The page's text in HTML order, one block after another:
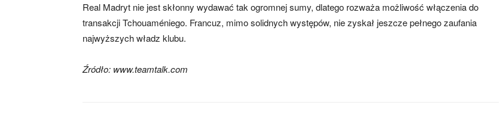
Real Madryt nie jest skłonny wydawać tak ogromnej sumy, dlatego rozważa możliwość włączenia do
transakcji Tchouaméniego. Francuz, mimo solidnych występów, nie zyskał jeszcze pełnego zaufania
najwyższych władz klubu.
Źródło: www.teamtalk.com